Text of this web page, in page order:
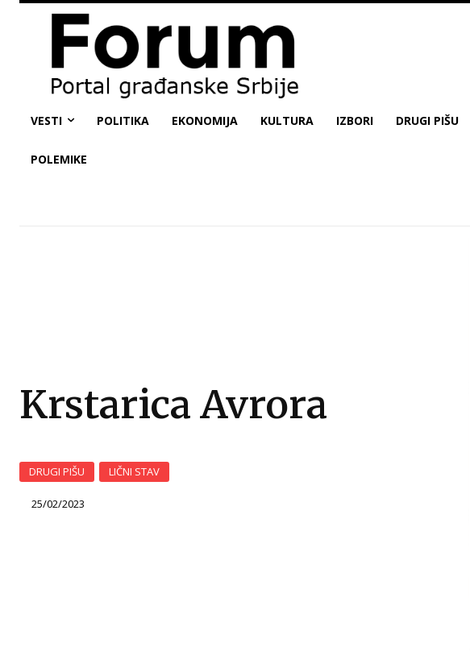
VESTI POLITIKA EKONOMIJA KULTURA IZBORI DRUGI PIŠU
POLEMIKE
Krstarica Avrora
DRUGI PIŠU LIČNI STAV
25/02/2023